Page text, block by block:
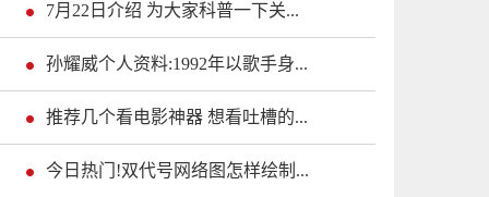
7月22日介绍 为大家科普一下关...
孙耀威个人资料:1992年以歌手身...
推荐几个看电影神器 想看吐槽的...
今日热门!双代号网络图怎样绘制...